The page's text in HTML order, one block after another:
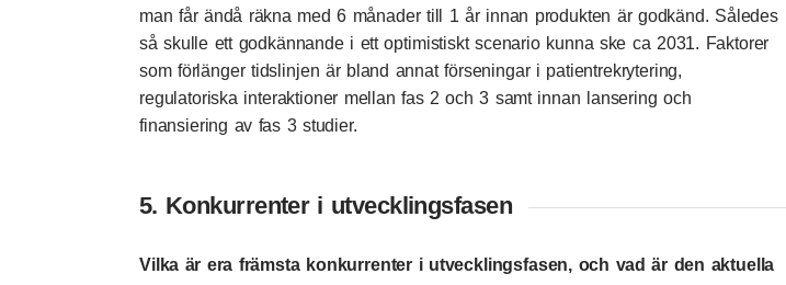
man får ändå räkna med 6 månader till 1 år innan produkten är godkänd. Således
så skulle ett godkännande i ett optimistiskt scenario kunna ske ca 2031. Faktorer
som förlänger tidslinjen är bland annat förseningar i patientrekrytering,
regulatoriska interaktioner mellan fas 2 och 3 samt innan lansering och
finansiering av fas 3 studier.
5. Konkurrenter i utvecklingsfasen
Vilka är era främsta konkurrenter i utvecklingsfasen, och vad är den aktuella